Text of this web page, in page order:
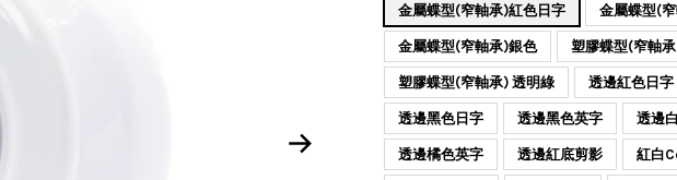
金屬蝶型(窄軸承)紅色日字
金屬蝶型(
金屬蝶型(窄軸承)銀色 塑膠蝶型(窄軸
塑膠蝶型(窄軸承) 透明綠 透邊紅色日字
透邊黑色日字 透邊黑色英字 透邊
透邊橘色英字 透邊紅底剪影 紅白